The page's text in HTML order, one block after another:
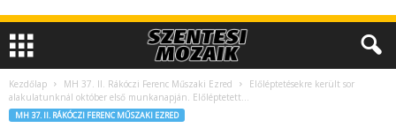
Kezdőlap MH 37. II. Rákóczi Ferenc Műszaki Ezred
Előléptetésekre került sor
alakulatunknál október első munkanapján. Előléptetett…
MH 37. II. RÁKÓCZI FERENC MŰSZAKI EZRED